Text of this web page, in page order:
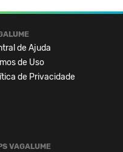
de Ajuda
de Uso
de Privacidade
VAGALUME